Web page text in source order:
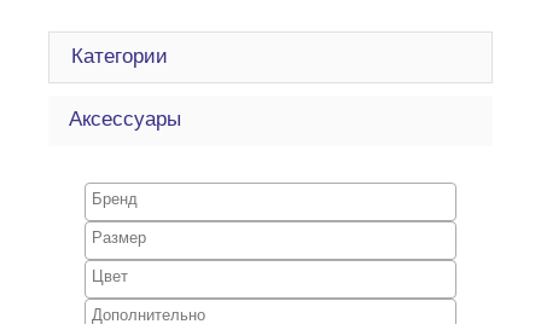
Категории
Аксессуары